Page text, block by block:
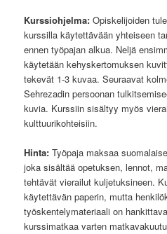
Kurssiohjelma: Opiskelijoiden
kurssilla käytettävään yhteiseen
ennen työpajan alkua. Neljä
käytetään kehyskertomuksen
tekevät 1-3 kuvaa. Seuraavat
Sehrezadin persoonan
kuvia. Kurssiin sisältyy myös
kulttuurikohteisiin.
Hinta: Työpaja maksaa
joka sisältää opetuksen, lennot,
tehtävät vierailut kuljetuksineen.
käytettävän paperin, mutta
työskentelymateriaali on
kurssimatkaa varten